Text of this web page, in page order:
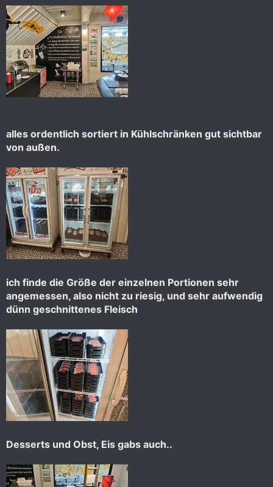
alles ordentlich sortiert in Kühlschränken gut sichtbar
von außen.
ich finde die Größe der einzelnen Portionen sehr
angemessen, also nicht zu riesig, und sehr aufwendig
dünn geschnittenes Fleisch
Desserts und Obst, Eis gabs auch..